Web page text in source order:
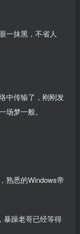
一抹黑，不省人
中传输了，刚刚发
梦一般。
熟悉的Windows帝
暴躁老哥已经等得